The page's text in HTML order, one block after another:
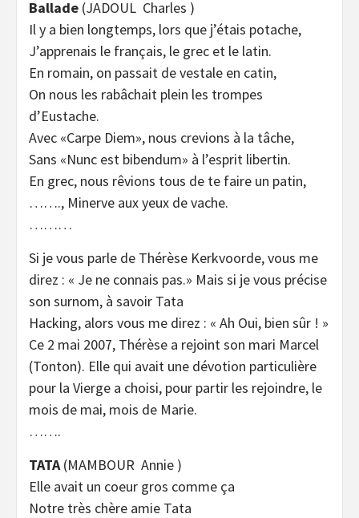
Ballade (JADOUL Charles )
Il y a bien longtemps, lors que j’étais potache,
J’apprenais le français, le grec et le latin.
En romain, on passait de vestale en catin,
On nous les rabâchait plein les trompes
d’Eustache.
Avec «Carpe Diem», nous crevions à la tâche,
Sans «Nunc est bibendum» à l’esprit libertin.
En grec, nous rêvions tous de te faire un patin,
……., Minerve aux yeux de vache.
………
Si je vous parle de Thérèse Kerkvoorde, vous me
direz : « Je ne connais pas.» Mais si je vous précise
son surnom, à savoir Tata
Hacking, alors vous me direz : « Ah Oui, bien sûr ! »
Ce 2 mai 2007, Thérèse a rejoint son mari Marcel
(Tonton). Elle qui avait une dévotion particulière
pour la Vierge a choisi, pour partir les rejoindre, le
mois de mai, mois de Marie.
…….
TATA(MAMBOUR Annie )
Elle avait un coeur gros comme ça
Notre très chère amie Tata